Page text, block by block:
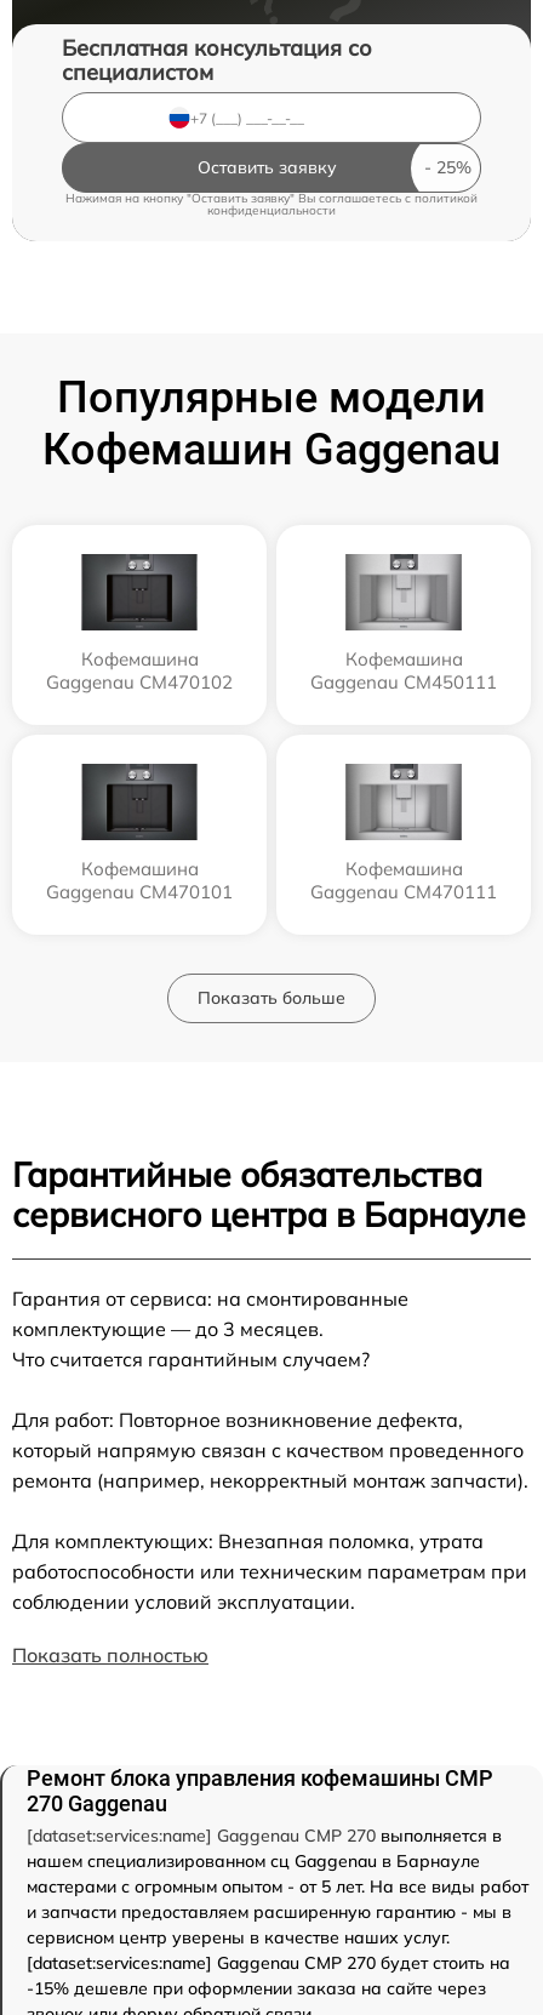
Бесплатная консультация со
специалистом
Оставить заявку
Нажимая на кнопку "Оставить заявку" Вы соглашаетесь c политикой
конфиденциальности
Популярные модели
Кофемашин Gaggenau
Кофемашина
Gaggenau CM470102
Кофемашина
Gaggenau CM450111
Кофемашина
Gaggenau CM470101
Кофемашина
Gaggenau CM470111
Показать больше
Гарантийные обязательства
сервисного центра в Барнауле
Гарантия от сервиса: на смонтированные
комплектующие — до 3 месяцев.
Что считается гарантийным случаем?
Для работ: Повторное возникновение дефекта,
который напрямую связан с качеством проведенного
ремонта (например, некорректный монтаж запчасти).
Для комплектующих: Внезапная поломка, утрата
работоспособности или техническим параметрам при
соблюдении условий эксплуатации.
Показать полностью
Ремонт блока управления кофемашины CMP
270 Gaggenau
[dataset:services:name] Gaggenau CMP 270 выполняется в
нашем специализированном сц Gaggenau в Барнауле
мастерами с огромным опытом - от 5 лет. На все виды работ
и запчасти предоставляем расширенную гарантию - мы в
сервисном центр уверены в качестве наших услуг.
[dataset:services:name] Gaggenau CMP 270 будет стоить на
-15% дешевле при оформлении заказа на сайте через